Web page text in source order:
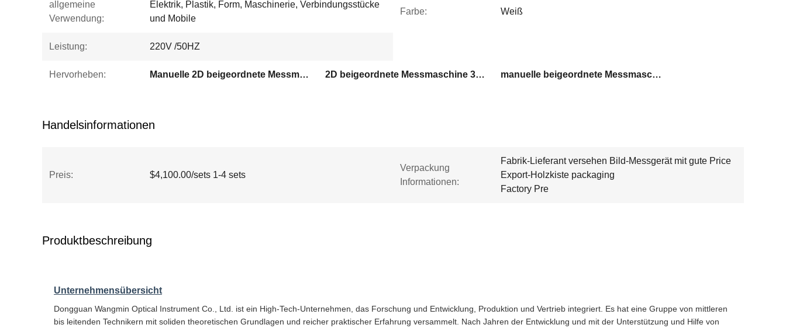
allgemeine
Verwendung:
Elektrik, Plastik, Form, Maschinerie, Verbindungsstücke
und Mobile
Farbe: Weiß
Leistung: 220V /50HZ
Hervorheben: Manuelle 2D beigeordnete Messmaschine 2D beigeordnete Messmaschine 3um manuelle beigeordnete Messmaschine 220V
Handelsinformationen
Preis: $4,100.00/sets 1-4 sets
Verpackung
Informationen:
Fabrik-Lieferant versehen Bild-Messgerät mit gute Price
Export-Holzkiste packaging
Factory Pre
Produktbeschreibung
Unternehmensübersicht
Dongguan Wangmin Optical Instrument Co., Ltd. ist ein High-Tech-Unternehmen, das Forschung und Entwicklung, Produktion und Vertrieb integriert. Es hat eine Gruppe von mittleren
bis leitenden Technikern mit soliden theoretischen Grundlagen und reicher praktischer Erfahrung versammelt. Nach Jahren der Entwicklung und mit der Unterstützung und Hilfe von